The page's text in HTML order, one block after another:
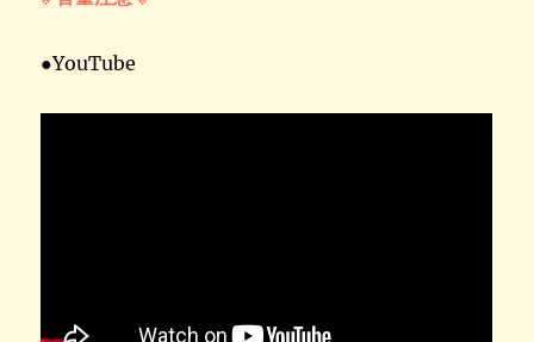
●YouTube